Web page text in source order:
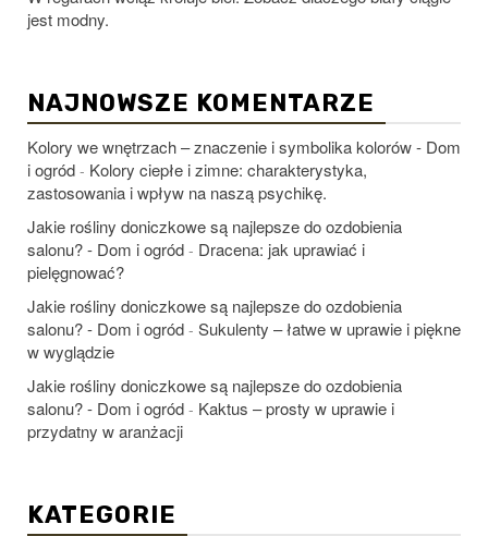
jest modny.
NAJNOWSZE KOMENTARZE
Kolory we wnętrzach – znaczenie i symbolika kolorów - Dom
i ogród - Kolory ciepłe i zimne: charakterystyka,
zastosowania i wpływ na naszą psychikę.
Jakie rośliny doniczkowe są najlepsze do ozdobienia
salonu? - Dom i ogród - Dracena: jak uprawiać i
pielęgnować?
Jakie rośliny doniczkowe są najlepsze do ozdobienia
salonu? - Dom i ogród - Sukulenty – łatwe w uprawie i piękne
w wyglądzie
Jakie rośliny doniczkowe są najlepsze do ozdobienia
salonu? - Dom i ogród - Kaktus – prosty w uprawie i
przydatny w aranżacji
KATEGORIE